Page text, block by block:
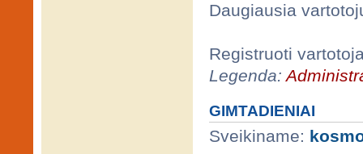
Daugiausia
Registruoti
Legenda:
GIMTADIENIAI
Sveikiname: